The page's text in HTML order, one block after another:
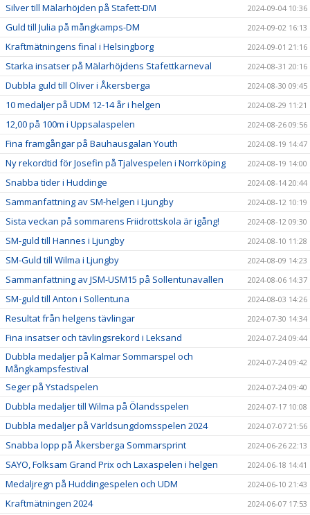
Silver till Mälarhöjden på Stafett-DM 2024-09-04 10:36
Guld till Julia på mångkamps-DM 2024-09-02 16:13
Kraftmätningens final i Helsingborg 2024-09-01 21:16
Starka insatser på Mälarhöjdens Stafettkarneval 2024-08-31 20:16
Dubbla guld till Oliver i Åkersberga 2024-08-30 09:45
10 medaljer på UDM 12-14 år i helgen 2024-08-29 11:21
12,00 på 100m i Uppsalaspelen 2024-08-26 09:56
Fina framgångar på Bauhausgalan Youth 2024-08-19 14:47
Ny rekordtid för Josefin på Tjalvespelen i Norrköping 2024-08-19 14:00
Snabba tider i Huddinge 2024-08-14 20:44
Sammanfattning av SM-helgen i Ljungby 2024-08-12 10:19
Sista veckan på sommarens Friidrottskola är igång! 2024-08-12 09:30
SM-guld till Hannes i Ljungby 2024-08-10 11:28
SM-Guld till Wilma i Ljungby 2024-08-09 14:23
Sammanfattning av JSM-USM15 på Sollentunavallen 2024-08-06 14:37
SM-guld till Anton i Sollentuna 2024-08-03 14:26
Resultat från helgens tävlingar 2024-07-30 14:34
Fina insatser och tävlingsrekord i Leksand 2024-07-24 09:44
Dubbla medaljer på Kalmar Sommarspel och
Mångkampsfestival
2024-07-24 09:42
Seger på Ystadspelen 2024-07-24 09:40
Dubbla medaljer till Wilma på Ölandsspelen 2024-07-17 10:08
Dubbla medaljer på Världsungdomsspelen 2024 2024-07-07 21:56
Snabba lopp på Åkersberga Sommarsprint 2024-06-26 22:13
SAYO, Folksam Grand Prix och Laxaspelen i helgen 2024-06-18 14:41
Medaljregn på Huddingespelen och UDM 2024-06-10 21:43
Kraftmätningen 2024 2024-06-07 17:53